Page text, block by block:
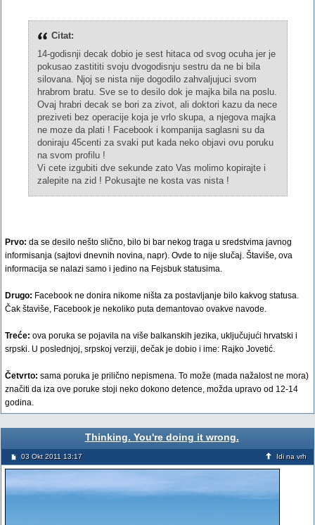
Citat:
14-godisnji decak dobio je sest hitaca od svog ocuha jer je
pokusao zastititi svoju dvogodisnju sestru da ne bi bila
silovana. Njoj se nista nije dogodilo zahvaljujuci svom
hrabrom bratu. Sve se to desilo dok je majka bila na poslu.
Ovaj hrabri decak se bori za zivot, ali doktori kazu da nece
preziveti bez operacije koja je vrlo skupa, a njegova majka
ne moze da plati ! Facebook i kompanija saglasni su da
doniraju 45centi za svaki put kada neko objavi ovu poruku
na svom profilu !
Vi cete izgubiti dve sekunde zato Vas molimo kopirajte i
zalepite na zid ! Pokusajte ne kosta vas nista !
Prvo: da se desilo nešto slično, bilo bi bar nekog traga u sredstvima javnog
informisanja (sajtovi dnevnih novina, napr). Ovde to nije slučaj. Štaviše, ova
informacija se nalazi samo i jedino na Fejsbuk statusima.
Drugo: Facebook ne donira nikome ništa za postavljanje bilo kakvog statusa.
Čak štaviše, Facebook je nekoliko puta demantovao ovakve navode.
Treće: ova poruka se pojavila na više balkanskih jezika, uključujući hrvatski i
srpski. U poslednjoj, srpskoj verziji, dečak je dobio i ime: Rajko Jovetić.
Četvrto: sama poruka je prilično nepismena. To može (mada nažalost ne mora)
značiti da iza ove poruke stoji neko dokono detence, možda upravo od 12-14
godina.
Thinking. You're doing it wrong.
03 Okt 2011 13:17 Idi na vrh